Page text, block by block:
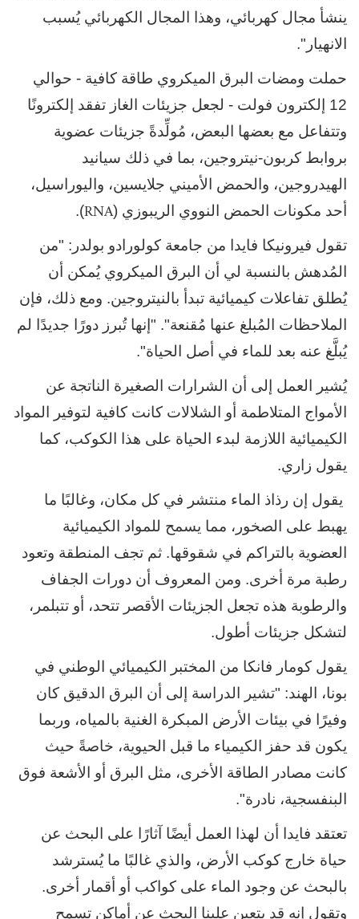
ينشأ مجال كهربائي، وهذا المجال الكهربائي يُسبب
الانهيار".
حملت ومضات البرق الميكروي طاقة كافية - حوالي
12 إلكترون فولت - لجعل جزيئات الغاز تفقد إلكترونًا
وتتفاعل مع بعضها البعض، مُولِّدةً جزيئات عضوية
بروابط كربون-نيتروجين، بما في ذلك سيانيد
الهيدروجين، والحمض الأميني جلايسين، واليوراسيل،
أحد مكونات الحمض النووي الريبوزي (RNA
).
تقول فيرونيكا فايدا من جامعة كولورادو بولدر: "من
المُدهش بالنسبة لي أن البرق الميكروي يُمكن أن
يُطلق تفاعلات كيميائية تبدأ بالنيتروجين. ومع ذلك، فإن
الملاحظات المُبلغ عنها مُقنعة". "إنها تُبرز دورًا جديدًا لم
يُبلَّغ عنه بعد للماء في أصل الحياة".
يُشير العمل إلى أن الشرارات الصغيرة الناتجة عن
الأمواج المتلاطمة أو الشلالات كانت كافية لتوفير المواد
الكيميائية اللازمة لبدء الحياة على هذا الكوكب، كما
يقول زاري.
يقول إن رذاذ الماء منتشر في كل مكان، وغالبًا ما
يهبط على الصخور، مما يسمح للمواد الكيميائية
العضوية بالتراكم في شقوقها. ثم تجف المنطقة وتعود
رطبة مرة أخرى. ومن المعروف أن دورات الجفاف
والرطوبة هذه تجعل الجزيئات الأقصر تتحد، أو تتبلمر،
لتشكل جزيئات أطول.
يقول كومار فانكا من المختبر الكيميائي الوطني في
بونا، الهند: "تشير الدراسة إلى أن البرق الدقيق كان
وفيرًا في بيئات الأرض المبكرة الغنية بالمياه، وربما
يكون قد حفز الكيمياء ما قبل الحيوية، خاصةً حيث
كانت مصادر الطاقة الأخرى، مثل البرق أو الأشعة فوق
البنفسجية، نادرة".
تعتقد فايدا أن لهذا العمل أيضًا آثارًا على البحث عن
حياة خارج كوكب الأرض، والذي غالبًا ما يُسترشد
بالبحث عن وجود الماء على كواكب أو أقمار أخرى.
وتقول إنه قد يتعين علينا البحث عن أماكن تسمح